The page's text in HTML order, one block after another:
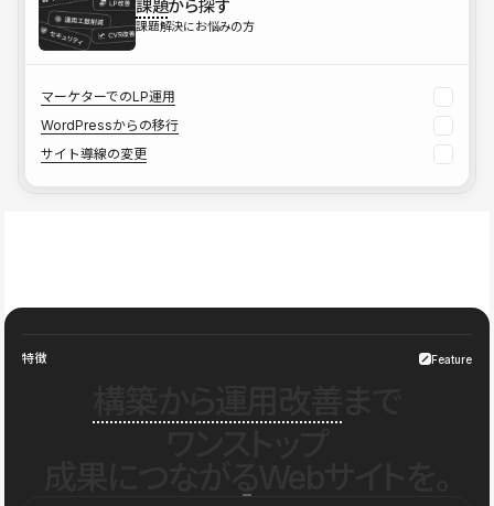
課題から探す
課題解決にお悩みの方
マーケターでのLP運用
WordPressからの移行
サイト導線の変更
特徴 Feature